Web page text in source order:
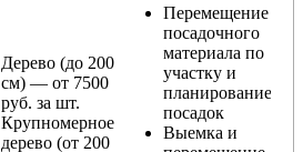
Дерево (до 200
см) — от 7500
руб. за шт.
Крупномерное
дерево (от 200
Перемещение
посадочного
материала по
участку и
планирование
посадок
Выемка и